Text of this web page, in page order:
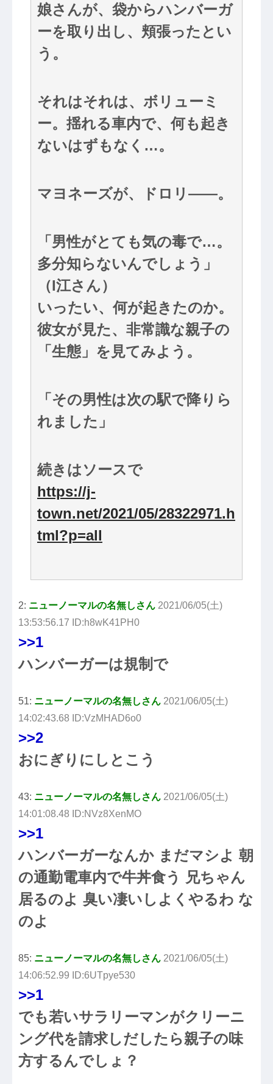
娘さんが、袋からハンバーガ
ーを取り出し、頬張ったとい
う。
それはそれは、ボリューミ
ー。揺れる車内で、何も起き
ないはずもなく…。
マヨネーズが、ドロリ――。
「男性がとても気の毒で…。
多分知らないんでしょう」
（I江さん）
いったい、何が起きたのか。
彼女が見た、非常識な親子の
「生態」を見てみよう。
「その男性は次の駅で降りら
れました」
続きはソースで
https://j-
town.net/2021/05/28322971.h
tml?p=all
2: ニューノーマルの名無しさん 2021/06/05(土)
13:53:56.17 ID:h8wK41PH0
>>1
ハンバーガーは規制で
51: ニューノーマルの名無しさん 2021/06/05(土)
14:02:43.68 ID:VzMHAD6o0
>>2
おにぎりにしとこう
43: ニューノーマルの名無しさん 2021/06/05(土)
14:01:08.48 ID:NVz8XenMO
>>1
ハンバーガーなんか まだマシよ 朝
の通勤電車内で牛丼食う 兄ちゃん
居るのよ 臭い凄いしよくやるわ な
のよ
85: ニューノーマルの名無しさん 2021/06/05(土)
14:06:52.99 ID:6UTpye530
>>1
でも若いサラリーマンがクリーニ
ング代を請求しだしたら親子の味
方するんでしょ？